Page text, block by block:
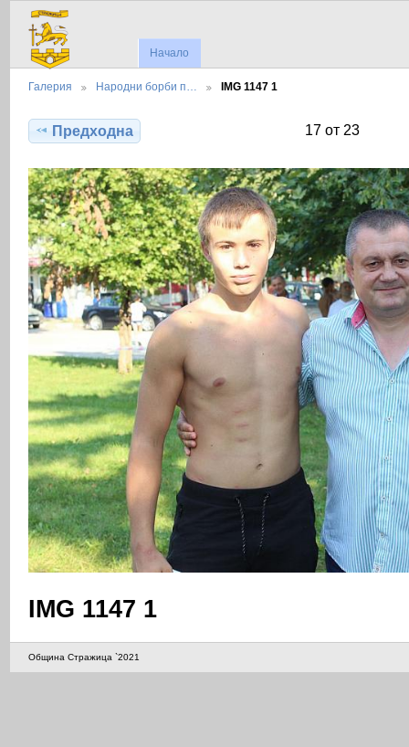
Начало
Галерия Народни борби п… IMG 1147 1
Предходна 17 от 23
IMG 1147 1
Община Стражица `2021